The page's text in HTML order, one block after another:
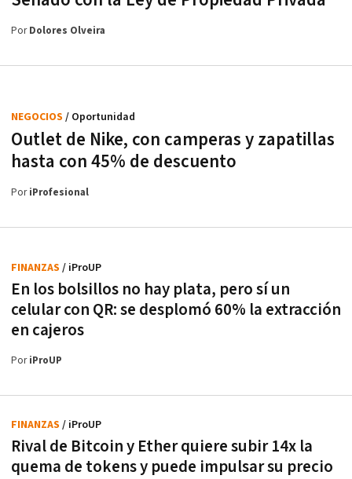
PorDolores Olveira
Outlet de Nike, con camperas y zapatillas
hasta con 45% de descuento
NEGOCIOS / Oportunidad
PoriProfesional
En los bolsillos no hay plata, pero sí un
celular con QR: se desplomó 60% la extracción
en cajeros
FINANZAS / iProUP
PoriProUP
Rival de Bitcoin y Ether quiere subir 14x la
quema de tokens y puede impulsar su precio
FINANZAS / iProUP